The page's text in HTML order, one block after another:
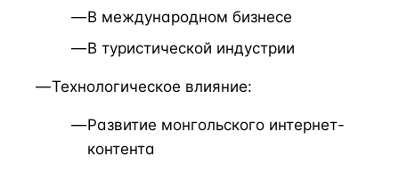
В международном бизнесе
В туристической индустрии
Технологическое влияние:
Развитие монгольского интернет-
контента